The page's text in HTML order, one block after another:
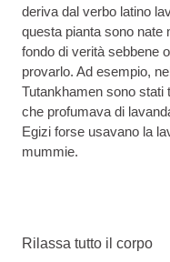
deriva dal verbo latino
questa pianta sono nate
fondo di verità sebbene
provarlo. Ad esempio,
Tutankhamen sono stati
che profumava di
Egizi forse usavano la
mummie.
Rilassa tutto il corpo